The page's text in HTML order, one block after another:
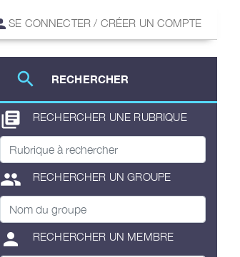
SE CONNECTER / CRÉER UN COMPTE
search RECHERCHER
library_books RECHERCHER UNE RUBRIQUE
group RECHERCHER UN GROUPE
person RECHERCHER UN MEMBRE